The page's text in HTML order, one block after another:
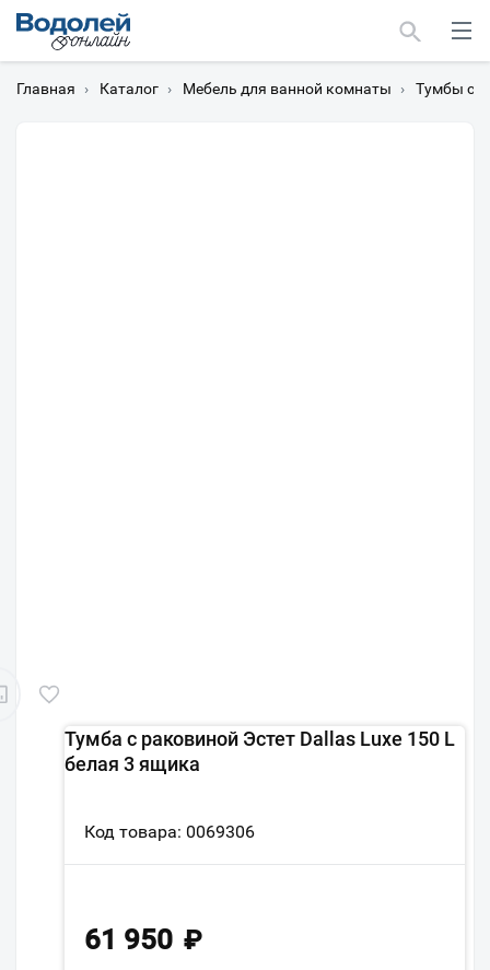
Главная › Каталог › Мебель для ванной комнаты › Тумбы с
Тумба с раковиной Эстет Dallas Luxe 150 L
белая 3 ящика
Код товара: 0069306
61 950 ₽